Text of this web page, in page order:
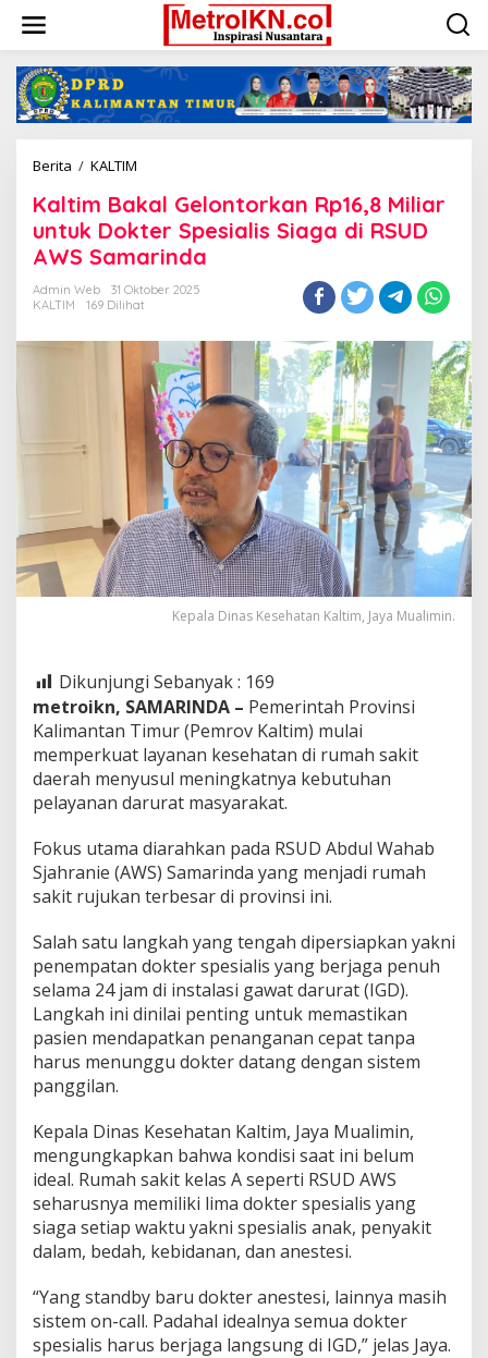
konten
Berita / KALTIM
Gelontorkan
Rp16,8
Miliar
untuk
Dokter
Spesialis
di
RSUD
AWS
Samarinda
Kaltim Bakal Gelontorkan Rp16,8 Miliar
untuk Dokter Spesialis Siaga di RSUD
AWS Samarinda
Admin Web
31 Oktober 2025
KALTIM
169 Dilihat
Kepala Dinas Kesehatan Kaltim, Jaya Mualimin.
Dikunjungi Sebanyak : 169
metroikn, SAMARINDA – Pemerintah Provinsi
Kalimantan Timur (Pemrov Kaltim) mulai
memperkuat layanan kesehatan di rumah sakit
daerah menyusul meningkatnya kebutuhan
pelayanan darurat masyarakat.
Fokus utama diarahkan pada RSUD Abdul Wahab
Sjahranie (AWS) Samarinda yang menjadi rumah
sakit rujukan terbesar di provinsi ini.
Salah satu langkah yang tengah dipersiapkan yakni
penempatan dokter spesialis yang berjaga penuh
selama 24 jam di instalasi gawat darurat (IGD).
Langkah ini dinilai penting untuk memastikan
pasien mendapatkan penanganan cepat tanpa
harus menunggu dokter datang dengan sistem
panggilan.
Kepala Dinas Kesehatan Kaltim, Jaya Mualimin,
mengungkapkan bahwa kondisi saat ini belum
ideal. Rumah sakit kelas A seperti RSUD AWS
seharusnya memiliki lima dokter spesialis yang
siaga setiap waktu yakni spesialis anak, penyakit
dalam, bedah, kebidanan, dan anestesi.
“Yang standby baru dokter anestesi, lainnya masih
sistem on-call. Padahal idealnya semua dokter
spesialis harus berjaga langsung di IGD,” jelas Jaya.